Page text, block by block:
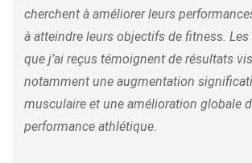
cherchent à améliorer leurs
à atteindre leurs objectifs de fitness.
que j’ai reçus témoignent de résultats
notamment une augmentation
musculaire et une amélioration globale
performance athlétique.